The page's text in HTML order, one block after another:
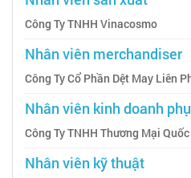
Công Ty TNHH Vinacosmo
Nhân viên merchandiser
Công Ty Cổ Phần Dệt May Liên
Nhân viên kinh doanh
Công Ty TNHH Thương Mại
Nhân viên kỹ thuật